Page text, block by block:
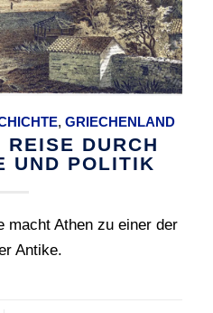
,GRIECHENLAND
DURCH
UND POLITIK
macht Athen zu einer der
Antike.